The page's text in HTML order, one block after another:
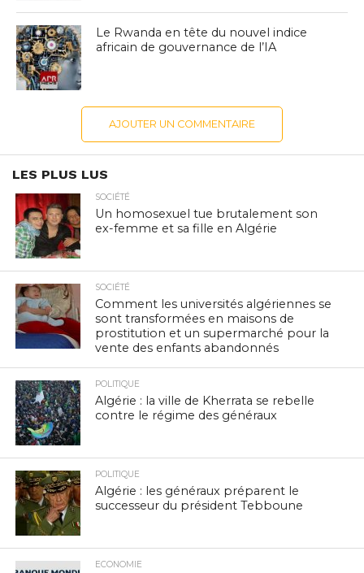
Le Rwanda en tête du nouvel indice
africain de gouvernance de l’IA
AJOUTER UN COMMENTAIRE
LES PLUS LUS
SOCIÉTÉ
Un homosexuel tue brutalement son
ex-femme et sa fille en Algérie
SOCIÉTÉ
Comment les universités algériennes se
sont transformées en maisons de
prostitution et un supermarché pour la
vente des enfants abandonnés
POLITIQUE
Algérie : la ville de Kherrata se rebelle
contre le régime des généraux
POLITIQUE
Algérie : les généraux préparent le
successeur du président Tebboune
ECONOMIE